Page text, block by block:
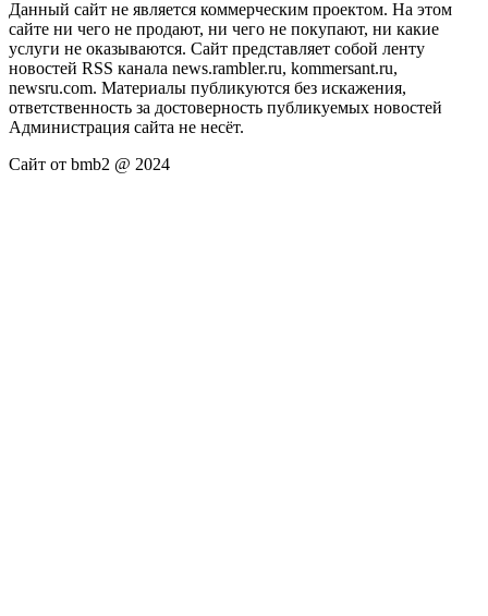
Данный сайт не является коммерческим проектом. На этом
сайте ни чего не продают, ни чего не покупают, ни какие
услуги не оказываются. Сайт представляет собой ленту
новостей RSS канала news.rambler.ru, kommersant.ru,
newsru.com. Материалы публикуются без искажения,
ответственность за достоверность публикуемых новостей
Администрация сайта не несёт.
Сайт от bmb2 @ 2024